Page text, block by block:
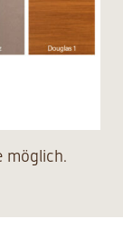
möglich.